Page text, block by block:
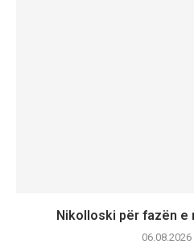
Nikolloski për fazën e
06.08.2026